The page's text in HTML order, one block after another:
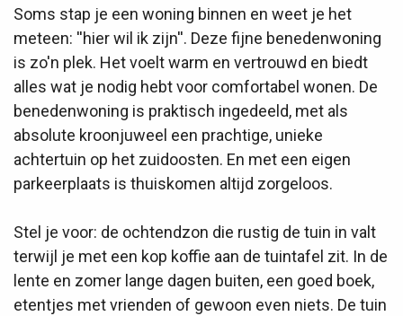
Soms stap je een woning binnen en weet je het
meteen: ''hier wil ik zijn''. Deze fijne benedenwoning
is zo'n plek. Het voelt warm en vertrouwd en biedt
alles wat je nodig hebt voor comfortabel wonen. De
benedenwoning is praktisch ingedeeld, met als
absolute kroonjuweel een prachtige, unieke
achtertuin op het zuidoosten. En met een eigen
parkeerplaats is thuiskomen altijd zorgeloos.
Stel je voor: de ochtendzon die rustig de tuin in valt
terwijl je met een kop koffie aan de tuintafel zit. In de
lente en zomer lange dagen buiten, een goed boek,
etentjes met vrienden of gewoon even niets. De tuin